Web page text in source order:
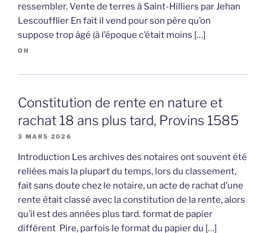
ressembler. Vente de terres à Saint-Hilliers par Jehan
Lescoufflier En fait il vend pour son père qu’on
suppose trop âgé (à l’époque c’était moins […]
OH
Constitution de rente en nature et
rachat 18 ans plus tard, Provins 1585
3 MARS 2026
Introduction Les archives des notaires ont souvent été
reliées mais la plupart du temps, lors du classement,
fait sans doute chez le notaire, un acte de rachat d’une
rente était classé avec la constitution de la rente, alors
qu’il est des années plus tard. format de papier
différent Pire, parfois le format du papier du […]